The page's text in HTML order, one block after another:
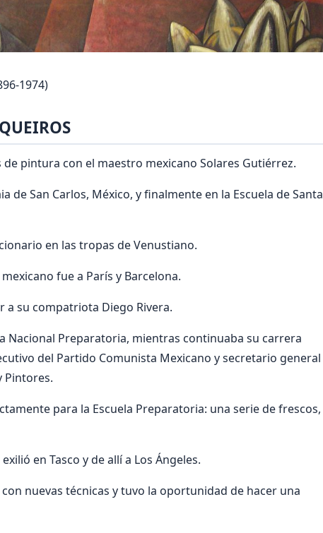
1974)
pintura con el maestro mexicano Solares Gutiérrez.
de San Carlos, México, y finalmente en la Escuela de Santa
en las tropas de Venustiano.
fue a París y Barcelona.
su compatriota Diego Rivera.
Nacional Preparatoria, mientras continuaba su carrera
del Partido Comunista Mexicano y secretario general
Pintores.
para la Escuela Preparatoria: una serie de frescos,
en Tasco y de allí a Los Ángeles.
nuevas técnicas y tuvo la oportunidad de hacer una